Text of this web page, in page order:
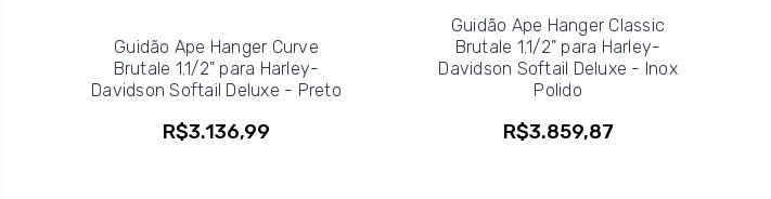
Guidão Ape Hanger Curve
Brutale 1.1/2" para Harley-
Davidson Softail Deluxe - Preto
R$3.136,99
Guidão Ape Hanger Classic
Brutale 1.1/2" para Harley-
Davidson Softail Deluxe - Inox
Polido
R$3.859,87